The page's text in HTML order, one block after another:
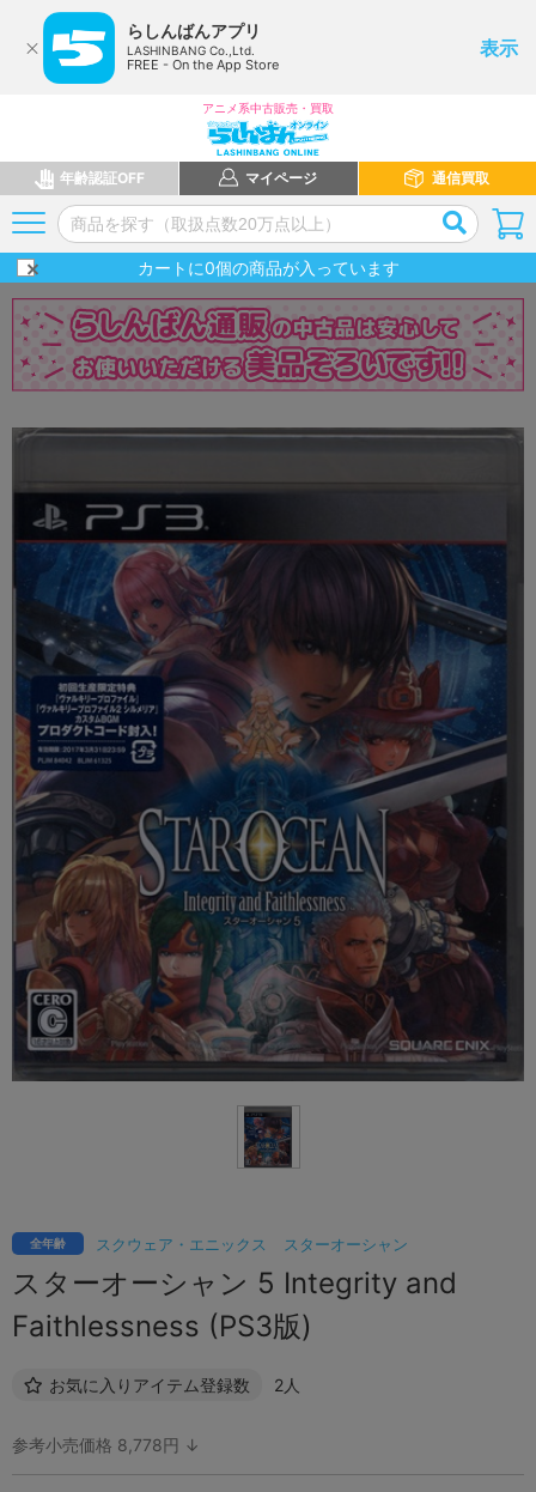
らしんばんアプリ
LASHINBANG Co.,Ltd.
FREE - On the App Store
表示
アニメ系中古販売・買取
年齢認証OFF マイページ 通信買取
カートに0個の商品が入っています
スクウェア・エニックス スターオーシャン
全年齢
スターオーシャン 5 Integrity and
Faithlessness (PS3版)
お気に入りアイテム登録数 2人
参考小売価格 8,778円 ↓